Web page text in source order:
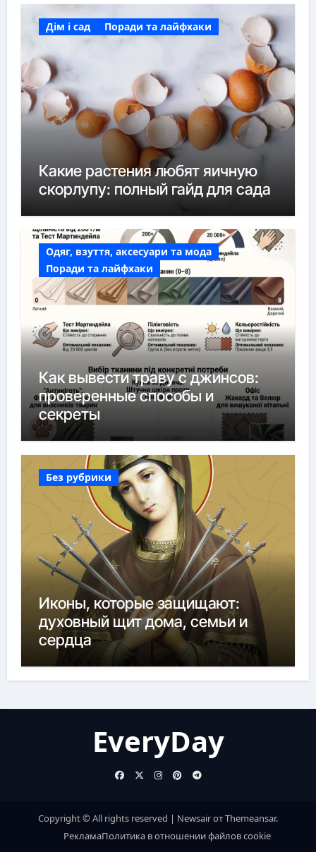
Дім і сад Поради та лайфхаки
Какие растения любят яичную
скорлупу: полный гайд для сада
Одяг, взуття, аксесуари та мода
Поради та лайфхаки
Как вывести траву с джинсов:
проверенные способы и
секреты
Без рубрики
Иконы, которые защищают:
духовный щит дома, семьи и
сердца
EveryDay
Copyright © All rights reserved | NewsairотThemeansar.
РекламаПолитика в отношении файлов cookie